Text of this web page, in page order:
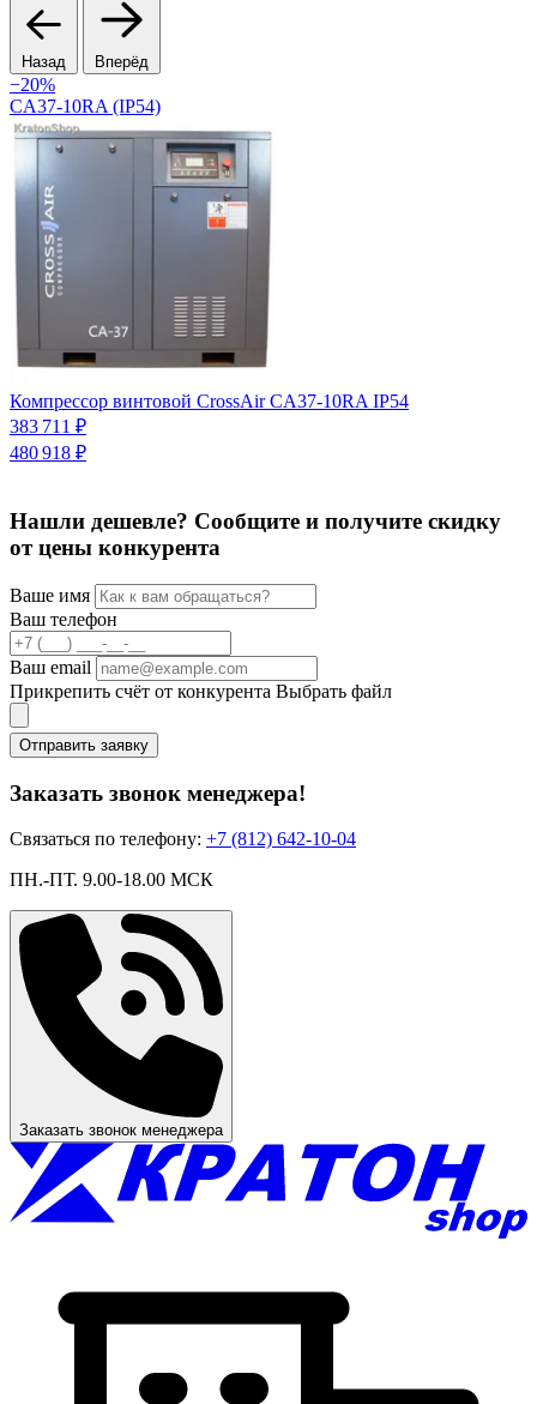
Назад Вперёд
−20%
CA37-10RA (IP54)
Компрессор винтовой CrossAir CA37-10RA IP54
383 711 ₽
480 918 ₽
Нашли дешевле? Сообщите и получите скидку
от цены конкурента
Ваше имя
Ваш телефон
Ваш email
Прикрепить счёт от конкурента Выбрать файл
Отправить заявку
Заказать звонок менеджера!
Связаться по телефону: +7 (812) 642-10-04
ПН.-ПТ. 9.00-18.00 МСК
Заказать звонок менеджера